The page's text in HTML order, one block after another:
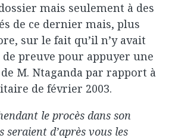
mais seulement à des
de ce dernier mais, plus
sur le fait qu’il n’y avait
de preuve pour appuyer une
M. Ntaganda par rapport à
de février 2003.
le procès dans son
d’après vous les